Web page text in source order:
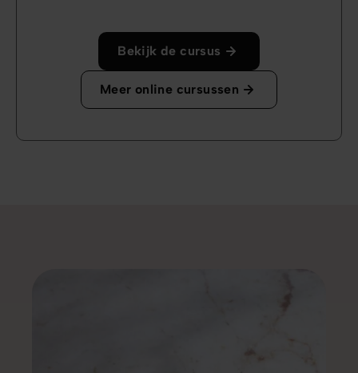
Bekijk de cursus
Meer online cursussen